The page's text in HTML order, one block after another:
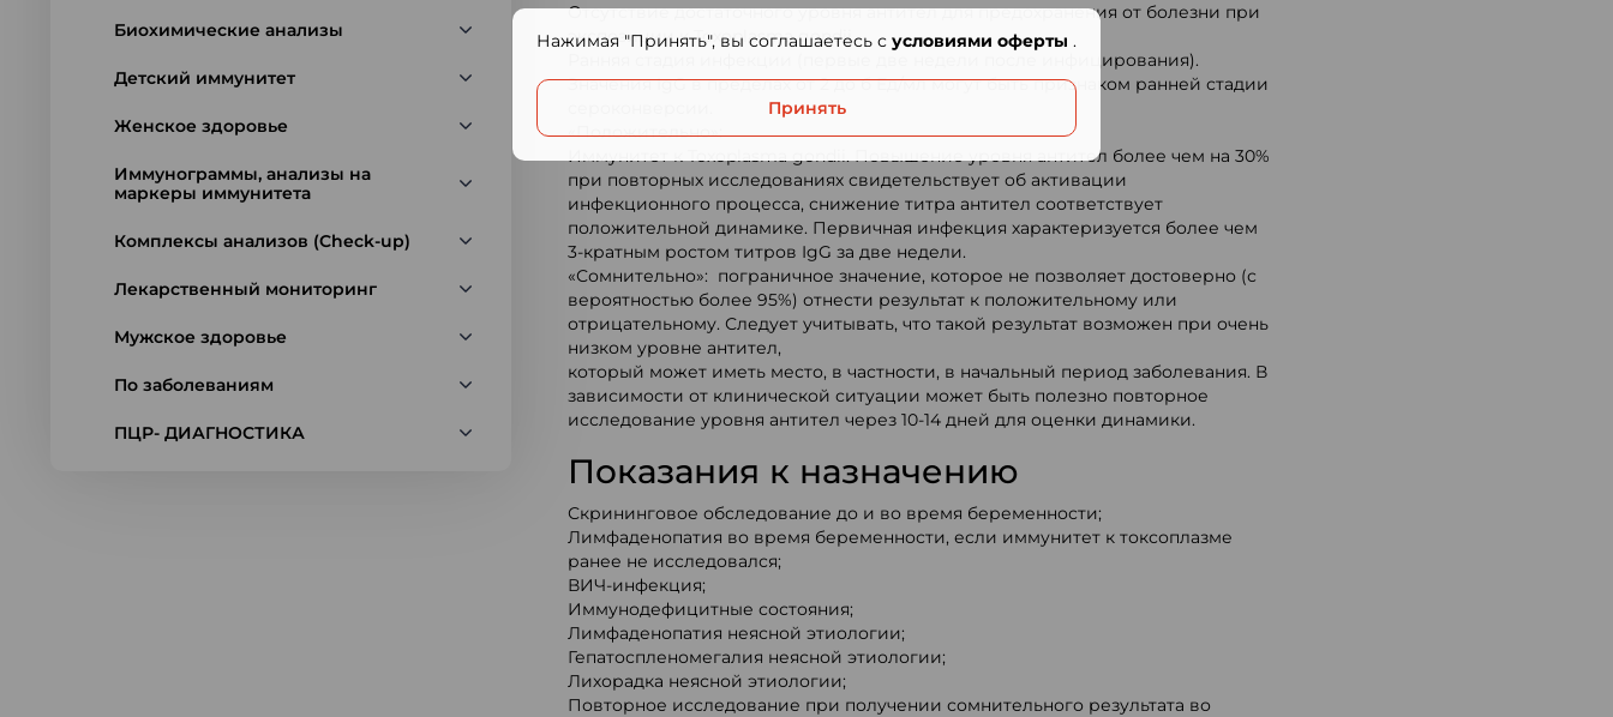
Биохимические анализы
Детский иммунитет
Женское здоровье
Иммунограммы, анализы на
маркеры иммунитета
Комплексы анализов (Check-up)
Лекарственный мониторинг
Мужское здоровье
По заболеваниям
ПЦР- ДИАГНОСТИКА
Отсутствие достаточного уровня антител для предохранения от болезни при
экспозиции к Toxoplasma gondii.
Ранняя стадия инфекции (первые две недели после инфицирования).
Значения IgG в пределах от 2 до б Ед/мл могут быть признаком ранней стадии
«Положительно»:
Иммунитет к Toxoplasma gondii. Повышение уровня антител более чем на 30%
при повторных исследованиях свидетельствует об активации
инфекционного процесса, снижение титра антител соответствует
положительной динамике. Первичная инфекция характеризуется более чем
3-кратным ростом титров IgG за две недели.
«Сомнительно»: пограничное значение, которое не позволяет достоверно (с
вероятностью более 95%) отнести результат к положительному или
отрицательному. Следует учитывать, что такой результат возможен при очень
низком уровне антител,
который может иметь место, в частности, в начальный период заболевания. В
зависимости от клинической ситуации может быть полезно повторное
исследование уровня антител через 10-14 дней для оценки динамики.
Показания к назначению
Скрининговое обследование до и во время беременности;
Лимфаденопатия во время беременности, если иммунитет к токсоплазме
ранее не исследовался;
ВИЧ-инфекция;
Иммунодефицитные состояния;
Лимфаденопатия неясной этиологии;
Гепатоспленомегалия неясной этиологии;
Лихорадка неясной этиологии;
Повторное исследование при получении сомнительного результата во
Нажимая "Принять", вы соглашаетесь с условиями оферты .
Принять